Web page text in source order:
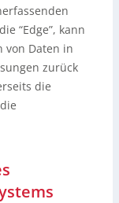
“Edge”, kann
von Daten in
zurück
die